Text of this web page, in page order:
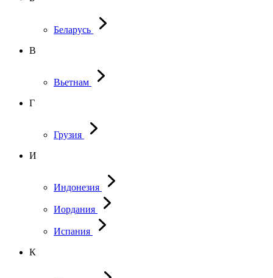
Беларусь
В
Вьетнам
Г
Грузия
И
Индонезия
Иордания
Испания
К